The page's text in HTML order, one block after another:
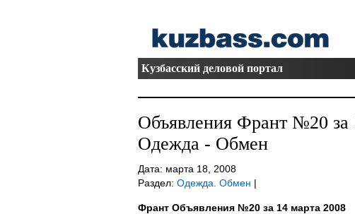
Кузбасский деловой портал
Объявления Франт №20 за
Одежда - Обмен
Дата: марта 18, 2008
Раздел: Одежда. Обмен |
Франт Объявления №20 за 14 марта 2008